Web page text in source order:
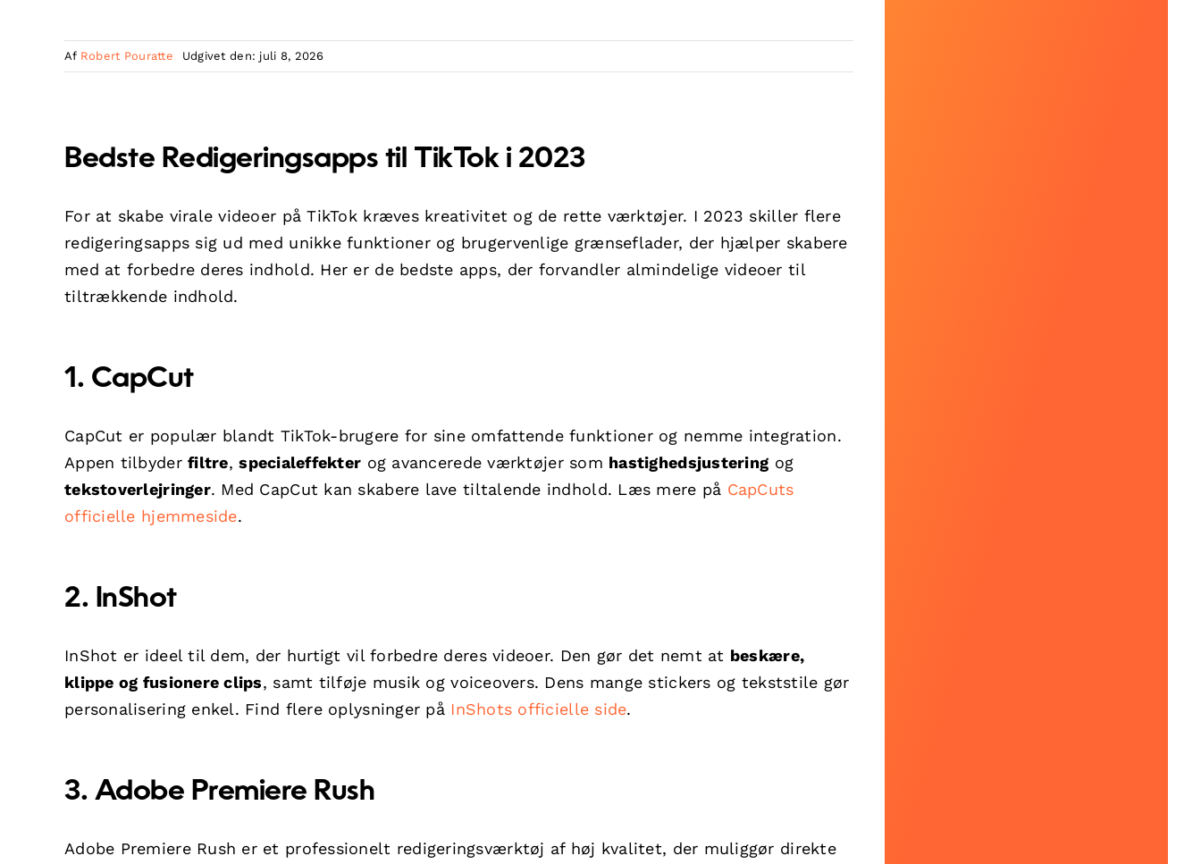
Af Robert Pouratte Udgivet den: juli 8, 2026
Bedste Redigeringsapps til TikTok i 2023
For at skabe virale videoer på TikTok kræves kreativitet og de rette værktøjer. I 2023 skiller flere
redigeringsapps sig ud med unikke funktioner og brugervenlige grænseflader, der hjælper skabere
med at forbedre deres indhold. Her er de bedste apps, der forvandler almindelige videoer til
tiltrækkende indhold.
1. CapCut
CapCut er populær blandt TikTok-brugere for sine omfattende funktioner og nemme integration.
Appen tilbyderfiltre,specialeffekter og avancerede værktøjer som hastighedsjustering og
tekstoverlejringer. Med CapCut kan skabere lave tiltalende indhold. Læs mere på CapCuts
officielle hjemmeside.
2. InShot
InShot er ideel til dem, der hurtigt vil forbedre deres videoer. Den gør det nemt at beskære,
klippe og fusionere clips, samt tilføje musik og voiceovers. Dens mange stickers og tekststile gør
personalisering enkel. Find flere oplysninger på InShots officielle side.
3. Adobe Premiere Rush
Adobe Premiere Rush er et professionelt redigeringsværktøj af høj kvalitet, der muliggør direkte